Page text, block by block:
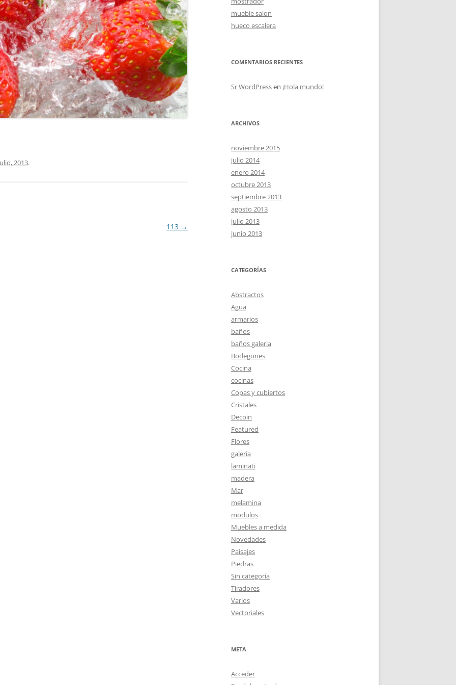
COCINA
COPAS Y CUBIERTOS
FLORES
MAR
PAISAJES
PIEDRAS
2013.
113 →
mueble salon
hueco escalera
COMENTARIOS RECIENTES
Sr WordPressen ¡Hola mundo!
ARCHIVOS
noviembre 2015
julio 2014
enero 2014
octubre 2013
septiembre 2013
agosto 2013
julio 2013
junio 2013
CATEGORÍAS
Abstractos
Agua
armarios
baños
baños galeria
Bodegones
Cocina
cocinas
Copas y cubiertos
Cristales
Decoin
Featured
Flores
galeria
laminati
madera
Mar
melamina
modulos
Muebles a medida
Novedades
Paisajes
Piedras
Sin categoría
Tiradores
Varios
Vectoriales
META
Acceder